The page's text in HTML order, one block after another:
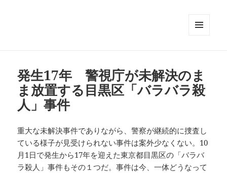
発生17年 警視庁が未解決のま
ま放置する目黒区「バラバラ殺
人」事件
重大な未解決事件でありながら、警察が継続的に捜査し
ている様子が見受けられない事件は案外少なくない。10
月1日で発生から17年を迎えた東京都目黒区の「バラバ
ラ殺人」事件もその１つだ。事件は今、一体どうなって